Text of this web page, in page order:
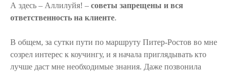
А здесь – Аллилуйя! – советы запрещены и вся
ответственность на клиенте.
В общем, за сутки пути по маршруту Питер-Ростов во мне
созрел интерес к коучингу, и я начала приглядывать кто
лучше даст мне необходимые знания. Даже позвонила